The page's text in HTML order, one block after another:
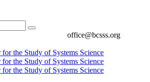
office@bcsss.org